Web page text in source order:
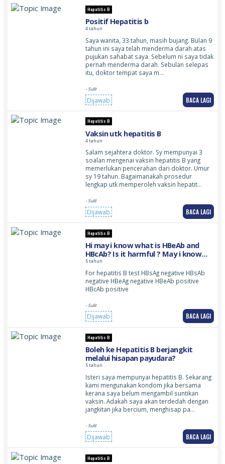
Hepatitis B
Positif Hepatitis b
4 tahun
Saya wanita, 33 tahun, masih bujang. Bulan 9
tahun ini saya telah menderma darah atas
pujukan sahabat saya. Sebelum ni saya tidak
pernah menderma darah. Sebulan selepas
itu, doktor tempat saya m…
- Sulit
Dijawab BACA LAGI
Hepatitis B
Vaksin utk hepatitis B
4 tahun
Salam sejahtera doktor. Sy mempunyai 3
soalan mengenai vaksin hepatitis B yang
memerlukan pencerahan dari doktor. Umur
sy 19 tahun. Bagaimanakah prosedur
lengkap utk memperoleh vaksin hepatit…
- Sulit
Dijawab BACA LAGI
Hepatitis B
Hi may i know what is HBeAb and
HBcAb? Is it harmful ? May i know
what to do nest?
5 tahun
For hepatitis B test HBsAg negative HBsAb
negative HBeAg negative HBeAb positive
HBcAb positive
- Sulit
Dijawab BACA LAGI
Hepatitis B
Boleh ke Hepatitis B berjangkit
melalui hisapan payudara?
5 tahun
Isteri saya mempunyai hepatitis B. Sekarang
kami mengunakan kondom jika bersama
kerana saya belum mengambil suntikan
vaksin. Adakah saya akan terdedah dengan
jangkitan jika bercium, menghisap pa…
- Sulit
Dijawab BACA LAGI
Hepatitis B